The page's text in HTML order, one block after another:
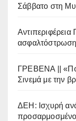
Σάββατο στη
ασφαλτόστρωση
ΓΡΕΒΕΝΑ ||
Σινεμά με την
ΔΕΗ: Ισχυρή